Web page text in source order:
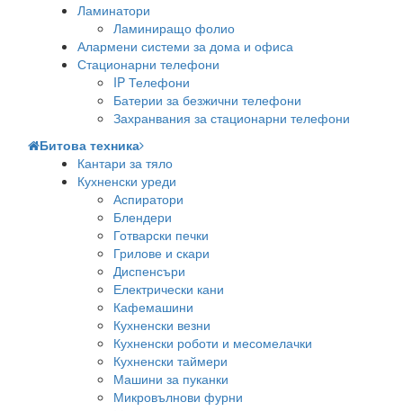
Ламинатори
Ламиниращо фолио
Алармени системи за дома и офиса
Стационарни телефони
IP Телефони
Батерии за безжични телефони
Захранвания за стационарни телефони
Битова техника
Кантари за тяло
Кухненски уреди
Аспиратори
Блендери
Готварски печки
Грилове и скари
Диспенсъри
Електрически кани
Кафемашини
Кухненски везни
Кухненски роботи и месомелачки
Кухненски таймери
Машини за пуканки
Микровълнови фурни